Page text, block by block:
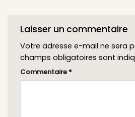
Laisser un commentaire
Votre adresse e-mail ne sera
champs obligatoires sont
Commentaire *